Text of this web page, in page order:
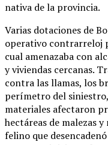
nativa de la provincia.
Varias dotaciones de
operativo contrarreloj
cual amenazaba con
y viviendas cercanas.
contra las llamas, los
perímetro del
materiales afectaron
hectáreas de malezas
felino que